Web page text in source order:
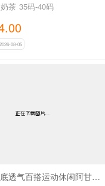
茶 35码-40码
2026-08-05
新款软底透气百搭运动休闲阿甘鞋SA2691-1 紫色无现货接订货